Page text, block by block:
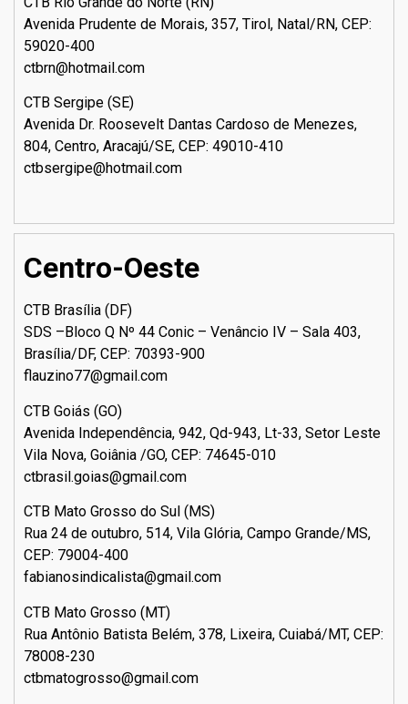
Avenida Prudente de Morais, 357, Tirol, Natal/RN, CEP:
59020-400
ctbrn@hotmail.com
CTB Sergipe (SE)
Avenida Dr. Roosevelt Dantas Cardoso de Menezes,
804, Centro, Aracajú/SE, CEP: 49010-410
ctbsergipe@hotmail.com
Centro-Oeste
CTB Brasília (DF)
SDS –Bloco Q Nº 44 Conic – Venâncio IV – Sala 403,
Brasília/DF, CEP: 70393-900
flauzino77@gmail.com
CTB Goiás (GO)
Avenida Independência, 942, Qd-943, Lt-33, Setor Leste
Vila Nova, Goiânia /GO, CEP: 74645-010
ctbrasil.goias@gmail.com
CTB Mato Grosso do Sul (MS)
Rua 24 de outubro, 514, Vila Glória, Campo Grande/MS,
CEP: 79004-400
fabianosindicalista@gmail.com
CTB Mato Grosso (MT)
Rua Antônio Batista Belém, 378, Lixeira, Cuiabá/MT, CEP:
78008-230
ctbmatogrosso@gmail.com